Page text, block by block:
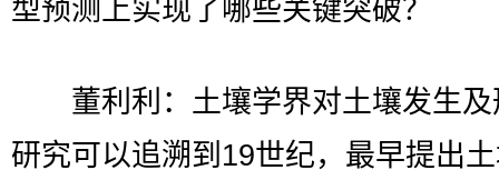
型预测上实现了哪些关键突破？
董利利：土壤学界对土壤发生及
研究可以追溯到19世纪，最早提出